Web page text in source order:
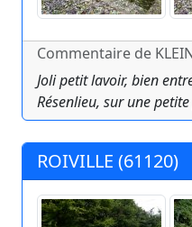
Commentaire de
Joli petit lavoir, bien
Résenlieu, sur une
ROIVILLE (61120)